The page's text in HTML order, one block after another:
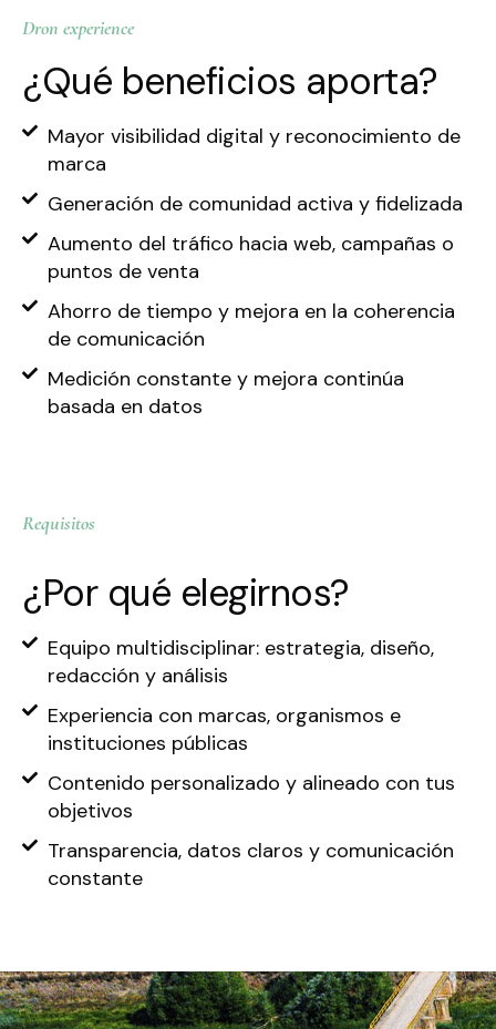
Dron experience
¿Qué beneficios aporta?
Mayor visibilidad digital y reconocimiento de
marca
Generación de comunidad activa y fidelizada
Aumento del tráfico hacia web, campañas o
puntos de venta
Ahorro de tiempo y mejora en la coherencia
de comunicación
Medición constante y mejora continúa
basada en datos
Requisitos
¿Por qué elegirnos?
Equipo multidisciplinar: estrategia, diseño,
redacción y análisis
Experiencia con marcas, organismos e
instituciones públicas
Contenido personalizado y alineado con tus
objetivos
Transparencia, datos claros y comunicación
constante